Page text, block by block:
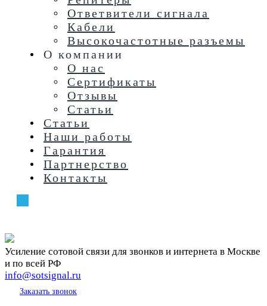
Ответвители сигнала
Кабели
Высокочастотные разъемы
О компании
О нас
Сертификаты
Отзывы
Статьи
Статьи
Наши работы
Гарантия
Партнерство
Контакты
Усиление сотовой связи для звонков и интернета в Москве
и по всей РФ
info@sotsignal.ru
Заказать звонок